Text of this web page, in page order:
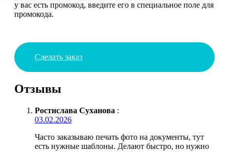
у вас есть промокод, введите его в специальное поле для
промокода.
Сделать заказ
Отзывы
Ростислава Суханова :
03.02.2026
Часто заказываю печать фото на документы, тут
есть нужные шаблоны. Делают быстро, но нужно